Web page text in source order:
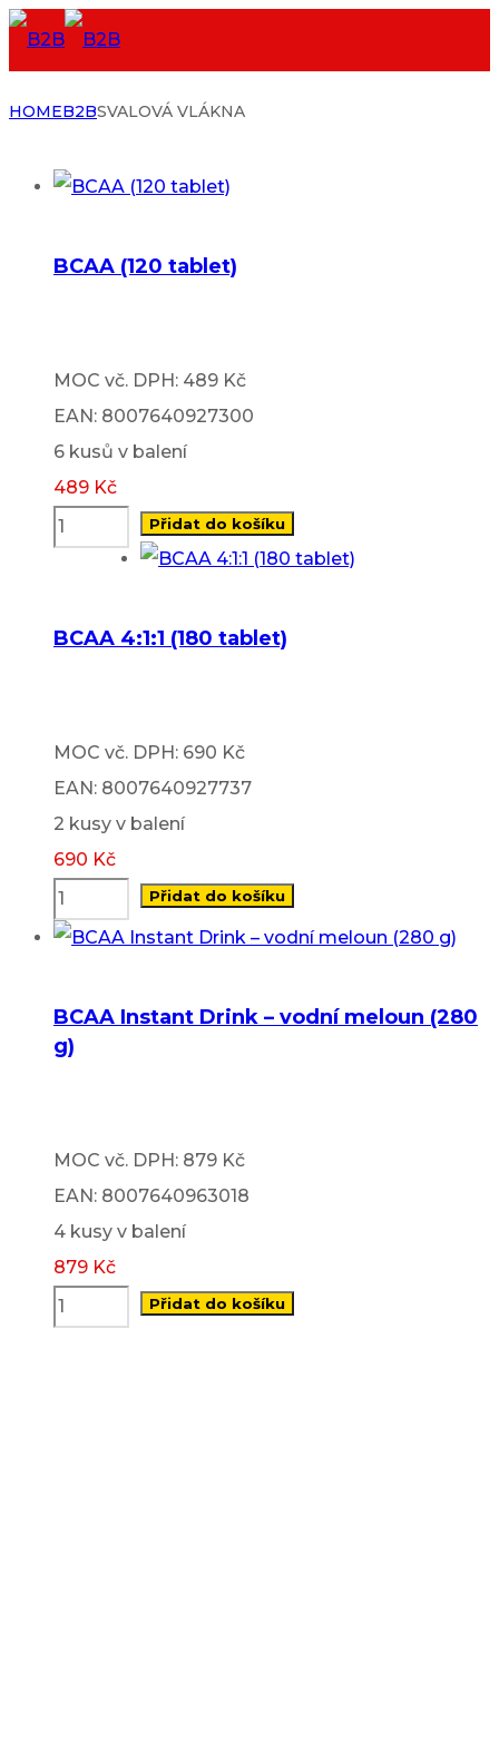
HOMEB2BSVALOVÁ VLÁKNA
BCAA (120 tablet)
MOC vč. DPH: 489 Kč
EAN: 8007640927300
6 kusů v balení
489 Kč
Přidat do košíku
BCAA 4:1:1 (180 tablet)
MOC vč. DPH: 690 Kč
EAN: 8007640927737
2 kusy v balení
690 Kč
Přidat do košíku
BCAA Instant Drink – vodní meloun (280
g)
MOC vč. DPH: 879 Kč
EAN: 8007640963018
4 kusy v balení
879 Kč
Přidat do košíku